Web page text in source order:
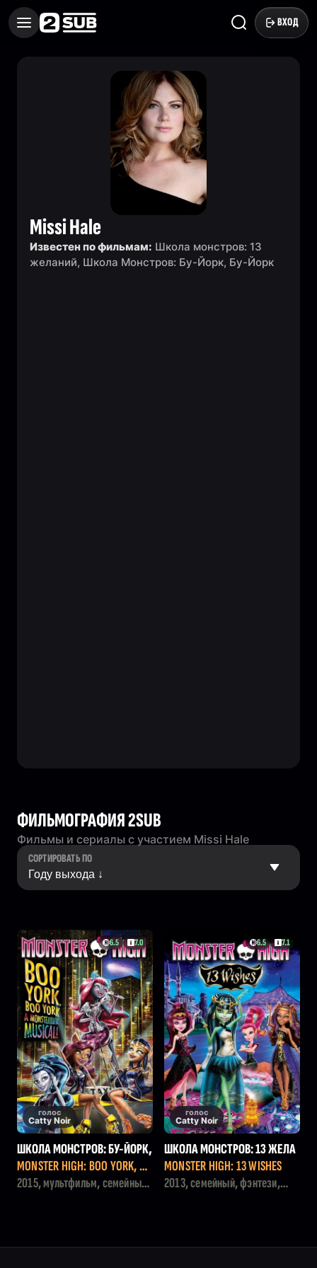
ВХОД
Missi Hale
Известен по фильмам: Школа монстров: 13
желаний, Школа Монстров: Бу-Йорк, Бу-Йорк
ФИЛЬМОГРАФИЯ 2SUB
Фильмы и сериалы с участием Missi Hale
СОРТИРОВАТЬ ПО
6.5 7.0
голос
Catty Noir
ШКОЛА МОНСТРОВ: БУ-ЙОРК,
БУ-ЙОРК
MONSTER HIGH: BOO YORK, BO
O YORK
2015, мультфильм, семейный,
6.5 7.1
голос
Catty Noir
ШКОЛА МОНСТРОВ: 13 ЖЕЛА
НИЙ
MONSTER HIGH: 13 WISHES
2013, семейный, фэнтези,